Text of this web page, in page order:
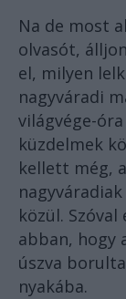
Na de most
olvasót,
el, milyen
nagyváradi
világvége-
küzdelmek
kellett még,
közül.
abban, hogy
úszva
nyakába.